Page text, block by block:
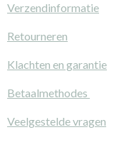
Verzendinformatie
Retourneren
Klachten en garantie
Betaalmethodes
Veelgestelde vragen